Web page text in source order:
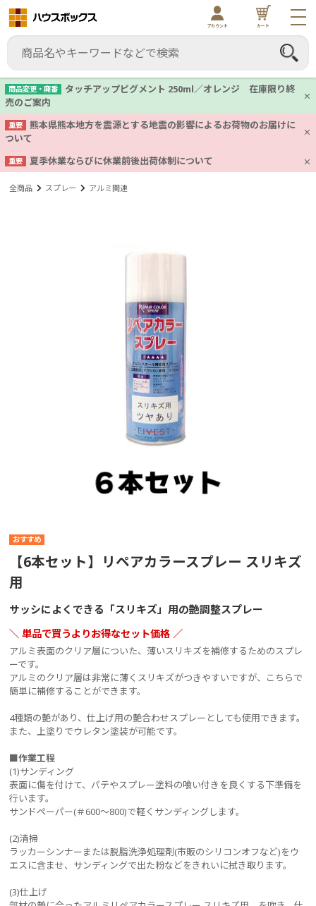
商品変更・廃番
タッチアップピグメント 250ml／オレンジ 在庫限り終
売のご案内
重要
熊本県熊本地方を震源とする地震の影響によるお荷物のお届けに
ついて
重要 夏季休業ならびに休業前後出荷体制について
アカウント カート
全商品 スプレー アルミ関連
【6本セット】リペアカラースプレー スリキズ
用
サッシによくできる「スリキズ」用の艶調整スプレー
＼ 単品で買うよりお得なセット価格 ／
アルミ表面のクリア層についた、薄いスリキズを補修するためのスプレ
ーです。
アルミのクリア層は非常に薄くスリキズがつきやすいですが、こちらで
簡単に補修することができます。
4種類の艶があり、仕上げ用の艶合わせスプレーとしても使用できます。
また、上塗りでウレタン塗装が可能です。
■作業工程
(1)サンディング
表面に傷を付けて、パテやスプレー塗料の喰い付きを良くする下準備を
行います。
サンドペーパー(＃600～800)で軽くサンディングします。
(2)清掃
ラッカーシンナーまたは脱脂洗浄処理剤(市販のシリコンオフなど)をウ
エスに含ませ、サンディングで出た粉などをきれいに拭き取ります。
(3)仕上げ